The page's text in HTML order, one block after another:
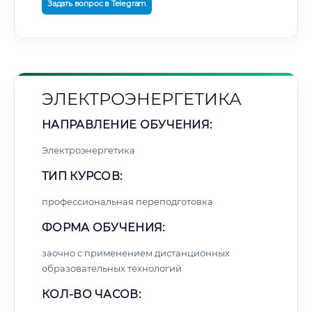
Задать вопрос в Telegram
ЭЛЕКТРОЭНЕРГЕТИКА
НАПРАВЛЕНИЕ ОБУЧЕНИЯ:
Электроэнергетика
ТИП КУРСОВ:
профессиональная переподготовка
ФОРМА ОБУЧЕНИЯ:
заочно с применением дистанционных
образовательных технологий
КОЛ-ВО ЧАСОВ: